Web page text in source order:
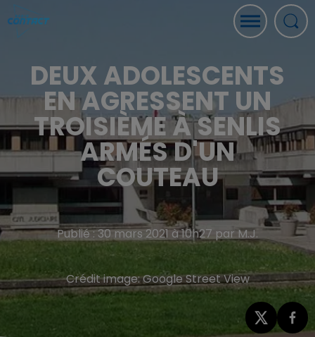
DEUX ADOLESCENTS
EN AGRESSENT UN
TROISIÈME À SENLIS
ARMÉS D'UN
COUTEAU
Publié : 30 mars 2021 à 10h27 par M.J.
Crédit image:Google Street View